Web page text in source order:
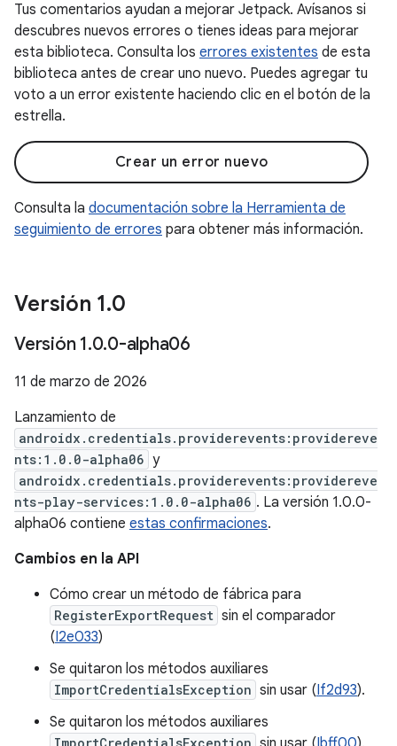
Tus comentarios ayudan a mejorar Jetpack. Avísanos si
descubres nuevos errores o tienes ideas para mejorar
esta biblioteca. Consulta los errores existentes de esta
biblioteca antes de crear uno nuevo. Puedes agregar tu
voto a un error existente haciendo clic en el botón de la
estrella.
Crear un error nuevo
Consulta la documentación sobre la Herramienta de
seguimiento de errores para obtener más información.
Versión 1.0
Versión 1.0.0-alpha06
11 de marzo de 2026
Lanzamiento de
androidx.credentials.providerevents:providereve
nts:1.0.0-alpha06 y
androidx.credentials.providerevents:providereve
nts-play-services:1.0.0-alpha06 . La versión 1.0.0-
alpha06 contiene estas confirmaciones.
Cambios en la API
Cómo crear un método de fábrica para
RegisterExportRequest sin el comparador
(I2e033)
Se quitaron los métodos auxiliares
ImportCredentialsException sin usar (If2d93).
Se quitaron los métodos auxiliares